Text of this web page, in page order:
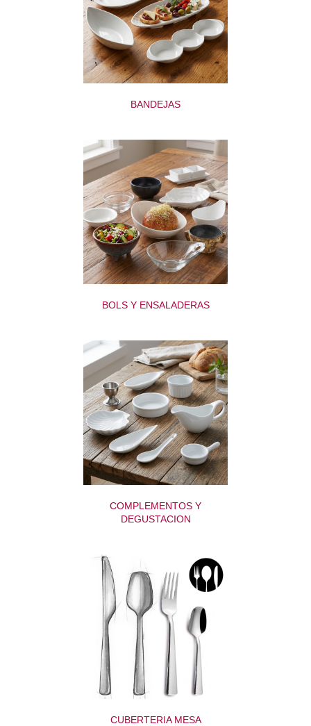
BANDEJAS
BOLS Y ENSALADERAS
COMPLEMENTOS Y
DEGUSTACION
CUBERTERIA MESA